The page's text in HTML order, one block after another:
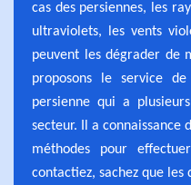
cas des persiennes, les
ultraviolets, les vents
peuvent les dégrader de
proposons le service
persienne qui a
secteur. Il a connaissance
méthodes pour
contactiez, sachez que les